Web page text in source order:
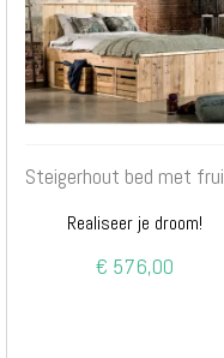
Realiseer je droom!
€ 576,00